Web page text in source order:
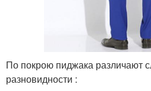
По покрою пиджака различают
разновидности :